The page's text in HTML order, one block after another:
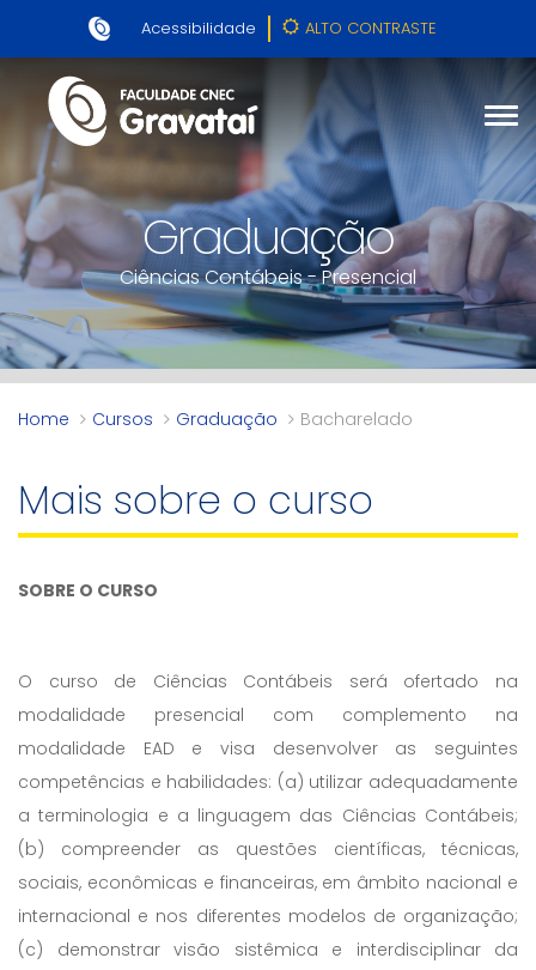
Acessibilidade ALTO CONTRASTE
Graduação
Ciências Contábeis - Presencial
Home Cursos Graduação Bacharelado
Mais sobre o curso
SOBRE O CURSO
O curso de Ciências Contábeis será ofertado na
modalidade presencial com complemento na
modalidade EAD e visa desenvolver as seguintes
competências e habilidades: (a) utilizar adequadamente
a terminologia e a linguagem das Ciências Contábeis;
(b) compreender as questões científicas, técnicas,
sociais, econômicas e financeiras, em âmbito nacional e
internacional e nos diferentes modelos de organização;
(c) demonstrar visão sistêmica e interdisciplinar da